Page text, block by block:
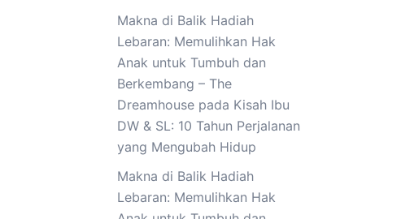
Makna di Balik Hadiah
Lebaran: Memulihkan Hak
Anak untuk Tumbuh dan
Berkembang – The
Dreamhousepada Kisah Ibu
DW & SL: 10 Tahun Perjalanan
yang Mengubah Hidup
Makna di Balik Hadiah
Lebaran: Memulihkan Hak